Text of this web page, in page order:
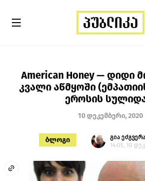
American Honey — დიდი
კვალი აწმყოში
ეროსის
10 დეკემბერი, 2020
ბლოგი
გია
14:05, 10